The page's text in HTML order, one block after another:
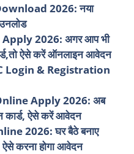
2026: नया
2026: अगर आप भी
ऐसे करें ऑनलाइन आवेदन
Login & Registration
Apply 2026: अब
कार्ड, ऐसे करें आवेदन
2026: घर बैठे बनाए
करना होगा आवेदन